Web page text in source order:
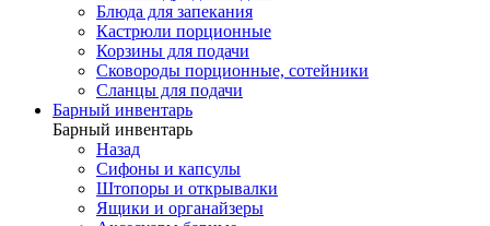
Блюда для запекания
Кастрюли порционные
Корзины для подачи
Сковороды порционные, сотейники
Сланцы для подачи
Барный инвентарь
Барный инвентарь
Назад
Сифоны и капсулы
Штопоры и открывалки
Ящики и органайзеры